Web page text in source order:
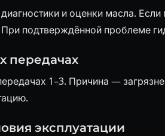
и оценки масла.
При подтверждённой проблеме
передачах
1–3. Причина —
эксплуатации